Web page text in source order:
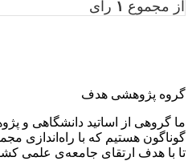
از مجموع ۱ رای
گروه پژوهشی هدف
ما گروهی از اساتید دانشگاهی و
گوناگون هستیم که با راه‌اندازی
تا با هدف ارتقای جامعه‌ی علمی